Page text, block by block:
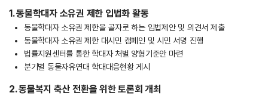
1. 동물학대자 소유권 제한 입법화 활동
동물학대자 소유권 제한을 골자로 하는 입법제안 및 의견서 제출
동물학대자 소유권 제한 대시민 캠페인 및 시민 서명 진행
법률지원센터를 통한 학대자 처벌 양형기준안 마련
분기별 동물자유연대 학대대응현황 게시
2. 동물복지 축산 전환을 위한 토론회 개최